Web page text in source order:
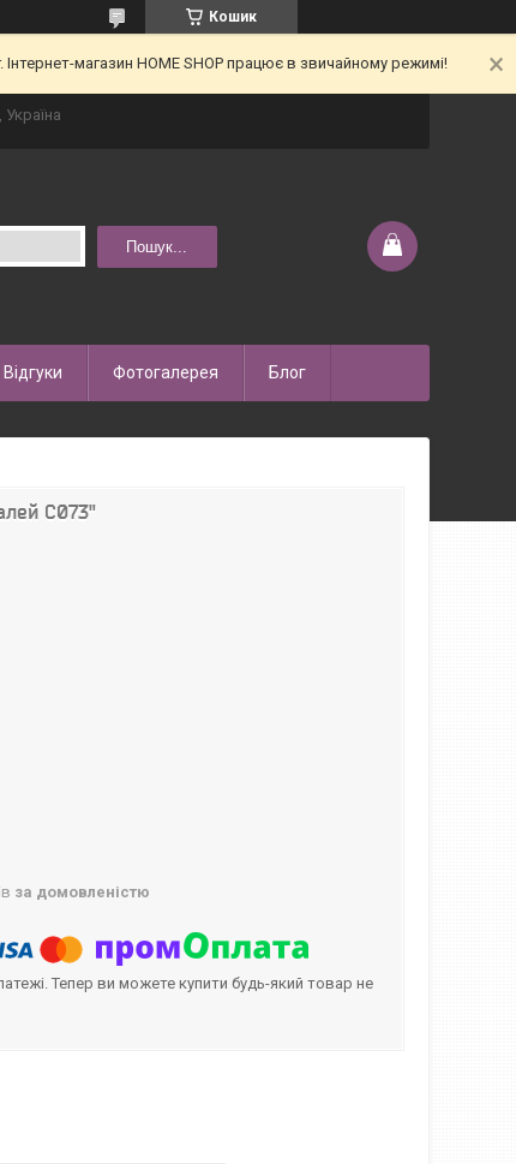
Кошик
магазин HOME SHOP працює в звичайному режимі!
Пошук...
Відгуки Фотогалерея Блог
С073"
за домовленістю
Тепер ви можете купити будь-який товар не